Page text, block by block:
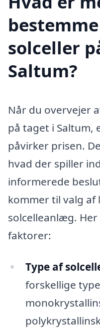
solceller
Saltum?
Når du overvejer
på taget i Saltum,
påvirker prisen.
hvad der spiller
informerede
kommer til valg
solcelleanlæg.
faktorer:
Type af
forskellige